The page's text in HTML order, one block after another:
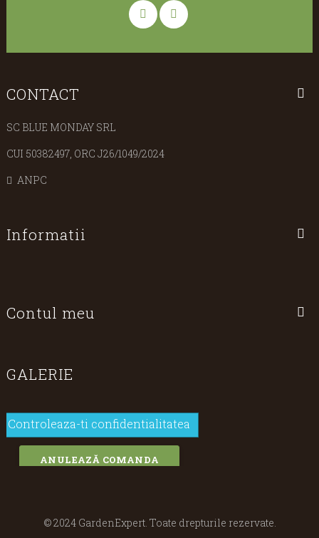
CONTACT
SC BLUE MONDAY SRL
CUI 50382497, ORC J26/1049/2024
ANPC
Informatii
Contul meu
GALERIE
Controleaza-ti confidentialitatea
ANULEAZĂ COMANDA
© 2024 GardenExpert. Toate drepturile rezervate.